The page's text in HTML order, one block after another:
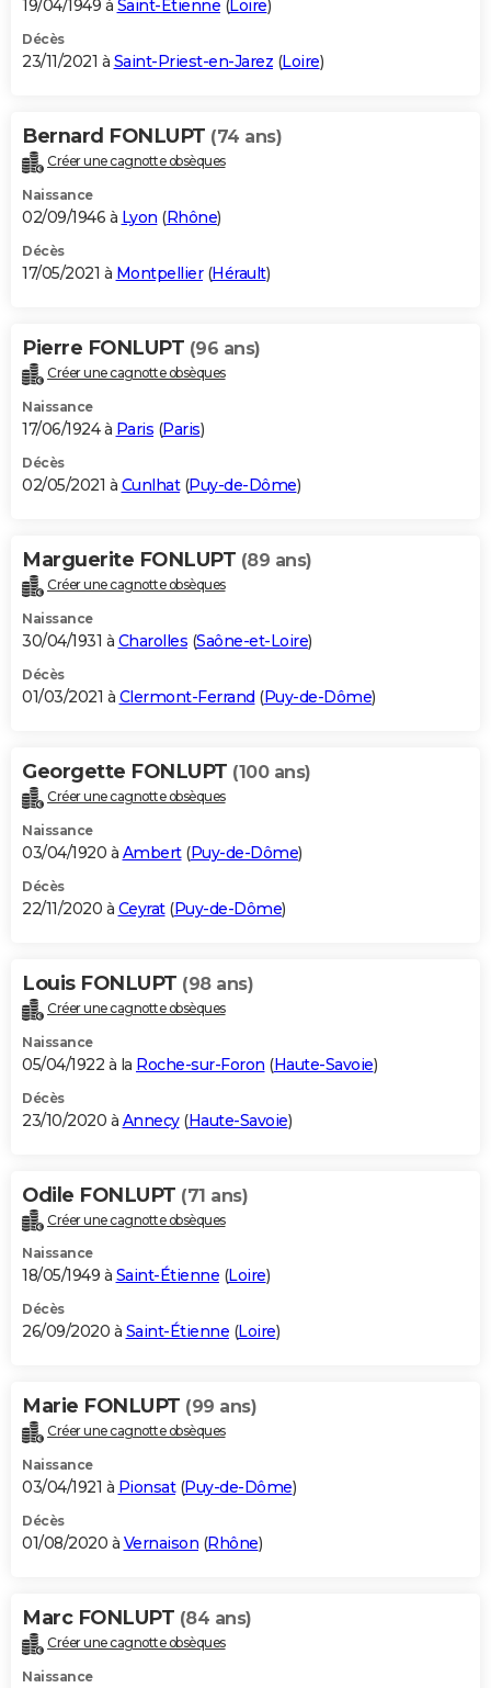
19/04/1949 à Saint-Étienne (Loire)
Décès
23/11/2021 à Saint-Priest-en-Jarez (Loire)
Bernard FONLUPT (74 ans)
Créer une cagnotte obsèques
Naissance
02/09/1946 à Lyon (Rhône)
Décès
17/05/2021 à Montpellier(Hérault)
Pierre FONLUPT (96 ans)
Créer une cagnotte obsèques
Naissance
17/06/1924 à Paris (Paris)
Décès
02/05/2021 à Cunlhat(Puy-de-Dôme)
Marguerite FONLUPT (89 ans)
Créer une cagnotte obsèques
Naissance
30/04/1931 à Charolles (Saône-et-Loire)
Décès
01/03/2021 à Clermont-Ferrand (Puy-de-Dôme)
Georgette FONLUPT (100 ans)
Créer une cagnotte obsèques
Naissance
03/04/1920 à Ambert(Puy-de-Dôme)
Décès
22/11/2020 à Ceyrat(Puy-de-Dôme)
Louis FONLUPT (98 ans)
Créer une cagnotte obsèques
Naissance
05/04/1922 à la Roche-sur-Foron (Haute-Savoie)
Décès
23/10/2020 à Annecy(Haute-Savoie)
Odile FONLUPT (71 ans)
Créer une cagnotte obsèques
Naissance
18/05/1949 à Saint-Étienne (Loire)
Décès
26/09/2020 à Saint-Étienne (Loire)
Marie FONLUPT (99 ans)
Créer une cagnotte obsèques
Naissance
03/04/1921 à Pionsat(Puy-de-Dôme)
Décès
01/08/2020 à Vernaison (Rhône)
Marc FONLUPT (84 ans)
Créer une cagnotte obsèques
Naissance